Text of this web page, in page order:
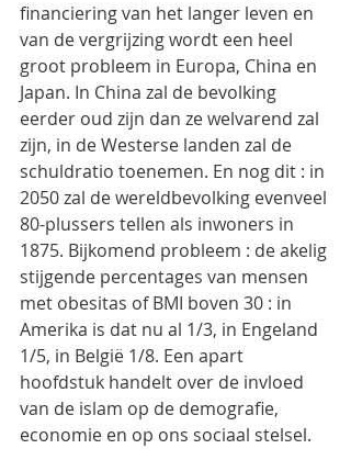
financiering van het langer leven en
van de vergrijzing wordt een heel
groot probleem in Europa, China en
Japan. In China zal de bevolking
eerder oud zijn dan ze welvarend zal
zijn, in de Westerse landen zal de
schuldratio toenemen. En nog dit : in
2050 zal de wereldbevolking evenveel
80-plussers tellen als inwoners in
1875. Bijkomend probleem : de akelig
stijgende percentages van mensen
met obesitas of BMI boven 30 : in
Amerika is dat nu al 1/3, in Engeland
1/5, in België 1/8. Een apart
hoofdstuk handelt over de invloed
van de islam op de demografie,
economie en op ons sociaal stelsel.